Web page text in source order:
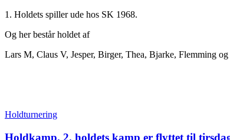
1. Holdets spiller ude hos SK 1968.
Og her består holdet af
Lars M, Claus V, Jesper, Birger, Thea, Bjarke, Flemming og
Holdturnering
Holdkamp. 2. holdets kamp er flyttet til